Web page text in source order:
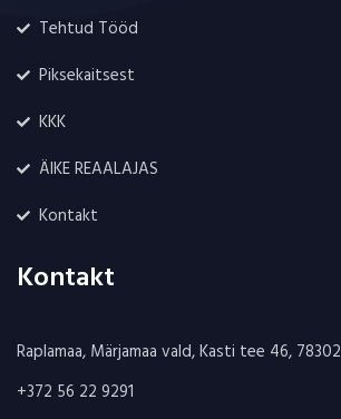
Tehtud Tööd
Piksekaitsest
KKK
ÄIKE REAALAJAS
Kontakt
Kontakt
Raplamaa, Märjamaa vald, Kasti tee 46, 78302
+372 56 22 9291